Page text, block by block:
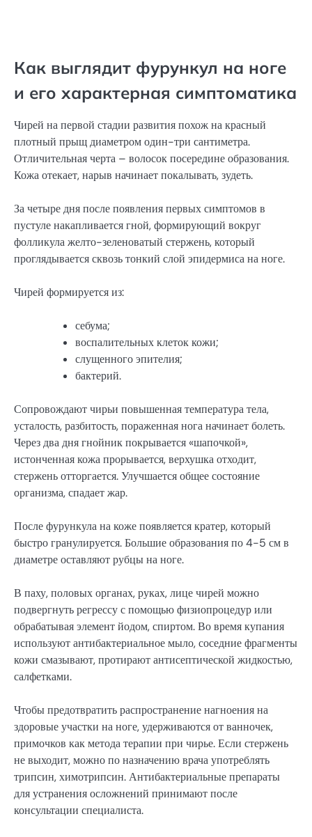
Как выглядит фурункул на ноге
и его характерная симптоматика
Чирей на первой стадии развития похож на красный
плотный прыщ диаметром один-три сантиметра.
Отличительная черта – волосок посередине образования.
Кожа отекает, нарыв начинает покалывать, зудеть.
За четыре дня после появления первых симптомов в
пустуле накапливается гной, формирующий вокруг
фолликула желто-зеленоватый стержень, который
проглядывается сквозь тонкий слой эпидермиса на ноге.
Чирей формируется из:
себума;
воспалительных клеток кожи;
слущенного эпителия;
бактерий.
Сопровождают чирьи повышенная температура тела,
усталость, разбитость, пораженная нога начинает болеть.
Через два дня гнойник покрывается «шапочкой»,
истонченная кожа прорывается, верхушка отходит,
стержень отторгается. Улучшается общее состояние
организма, спадает жар.
После фурункула на коже появляется кратер, который
быстро гранулируется. Большие образования по 4-5 см в
диаметре оставляют рубцы на ноге.
В паху, половых органах, руках, лице чирей можно
подвергнуть регрессу с помощью физиопроцедур или
обрабатывая элемент йодом, спиртом. Во время купания
используют антибактериальное мыло, соседние фрагменты
кожи смазывают, протирают антисептической жидкостью,
салфетками.
Чтобы предотвратить распространение нагноения на
здоровые участки на ноге, удерживаются от ванночек,
примочков как метода терапии при чирье. Если стержень
не выходит, можно по назначению врача употреблять
трипсин, химотрипсин. Антибактериальные препараты
для устранения осложнений принимают после
консультации специалиста.